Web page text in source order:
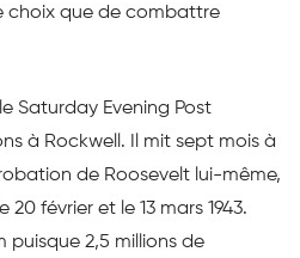
choix que de combattre
Saturday Evening Post
à Rockwell. Il mit sept mois à
de Roosevelt lui-même,
février et le 13 mars 1943.
puisque 2,5 millions de